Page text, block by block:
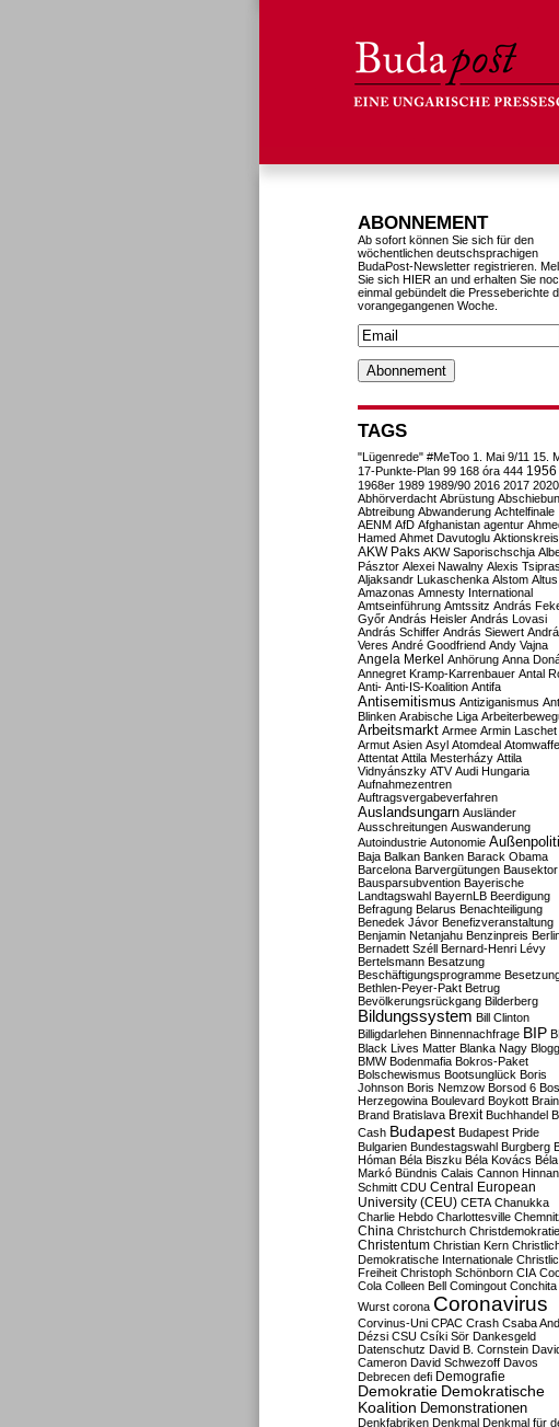
ABONNEMENT
Ab sofort können Sie sich für den
wöchentlichen deutschsprachigen
BudaPost-Newsletter registrieren.
Sie sich HIER an und erhalten Sie
einmal gebündelt die Presseberichte
vorangegangenen Woche.
TAGS
"Lügenrede" #MeToo 1. Mai 9/11 15.
17-Punkte-Plan 99 168 óra 444 1956
1968er 1989 1989/90 2016 2017 2020
Abhörverdacht Abrüstung
Abtreibung Abwanderung Achtelfinale
AENM AfD Afghanistan agentur
Hamed Ahmet Davutoglu Aktionskreis
AKW Paks AKW Saporischschja
Pásztor Alexei Nawalny Alexis Tsipras
Aljaksandr Lukaschenka Alstom Altus
Amazonas Amnesty International
Amtseinführung Amtssitz András
Győr András Heisler András Lovasi
András Schiffer András Siewert
Veres André Goodfriend Andy Vajna
Angela Merkel Anhörung Anna
Annegret Kramp-Karrenbauer Antal
Anti- Anti-IS-Koalition Antifa
Antisemitismus Antiziganismus
Blinken Arabische Liga
Arbeitsmarkt Armee Armin Laschet
Armut Asien Asyl Atomdeal
Attentat Attila Mesterházy Attila
Vidnyánszky ATV Audi Hungaria
Aufnahmezentren
Auftragsvergabeverfahren
Auslandsungarn Ausländer
Ausschreitungen Auswanderung
Autoindustrie Autonomie
Baja Balkan Banken Barack Obama
Barcelona Barvergütungen Bausektor
Bausparsubvention Bayerische
Landtagswahl BayernLB Beerdigung
Befragung Belarus Benachteiligung
Benedek Jávor Benefizveranstaltung
Benjamin Netanjahu Benzinpreis
Bernadett Széll Bernard-Henri Lévy
Bertelsmann Besatzung
Beschäftigungsprogramme
Bethlen-Peyer-Pakt Betrug
Bevölkerungsrückgang Bilderberg
Bildungssystem Bill Clinton
Billigdarlehen Binnennachfrage BIP
Black Lives Matter Blanka Nagy
BMW Bodenmafia Bokros-Paket
Bolschewismus Bootsunglück Boris
Johnson Boris Nemzow Borsod 6
Herzegowina Boulevard Boykott
Brand Bratislava Brexit Buchhandel
Cash Budapest Budapest Pride
Bulgarien Bundestagswahl Burgberg
Hóman Béla Biszku Béla Kovács Béla
Markó Bündnis Calais Cannon
Schmitt CDU Central European
University (CEU) CETA Chanukka
Charlie Hebdo Charlottesville
China Christchurch Christdemokratie
Christentum Christian Kern
Demokratische Internationale
Freiheit Christoph Schönborn CIA
Cola Colleen Bell Comingout Conchita
Wurst corona Coronavirus
Corvinus-Uni CPAC Crash Csaba
Dézsi CSU Csíki Sör Dankesgeld
Datenschutz David B. Cornstein
Cameron David Schwezoff Davos
Debrecen defi Demografie
Demokratie Demokratische
Koalition Demonstrationen
Denkfabriken Denkmal Denkmal für